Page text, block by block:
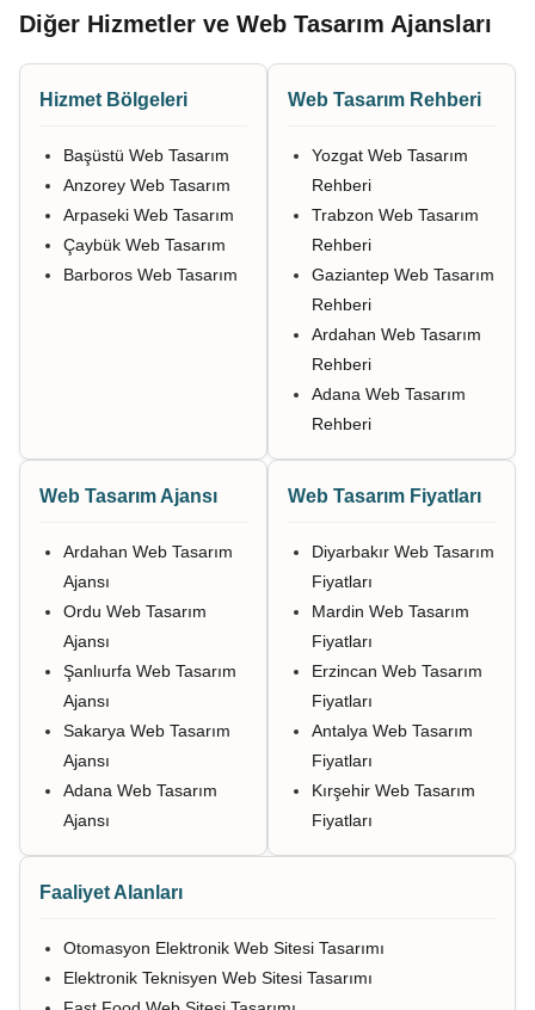
Diğer Hizmetler ve Web Tasarım Ajansları
Hizmet Bölgeleri
Başüstü Web Tasarım
Anzorey Web Tasarım
Arpaseki Web Tasarım
Çaybük Web Tasarım
Barboros Web Tasarım
Web Tasarım Rehberi
Yozgat Web Tasarım
Rehberi
Trabzon Web Tasarım
Rehberi
Gaziantep Web Tasarım
Rehberi
Ardahan Web Tasarım
Rehberi
Adana Web Tasarım
Rehberi
Web Tasarım Ajansı
Ardahan Web Tasarım
Ajansı
Ordu Web Tasarım
Ajansı
Şanlıurfa Web Tasarım
Ajansı
Sakarya Web Tasarım
Ajansı
Adana Web Tasarım
Ajansı
Web Tasarım Fiyatları
Diyarbakır Web Tasarım
Fiyatları
Mardin Web Tasarım
Fiyatları
Erzincan Web Tasarım
Fiyatları
Antalya Web Tasarım
Fiyatları
Kırşehir Web Tasarım
Fiyatları
Faaliyet Alanları
Otomasyon Elektronik Web Sitesi Tasarımı
Elektronik Teknisyen Web Sitesi Tasarımı